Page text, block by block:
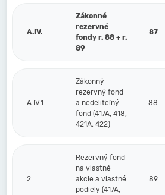
A.IV.
Zákonné
rezervné
fondy r. 88 + r.
89
87
A.IV.1.
Zákonný
rezervný fond
a nedeliteľný
fond (417A, 418,
421A, 422)
88
2.
Rezervný fond
na vlastné
akcie a vlastné
podiely (417A,
89